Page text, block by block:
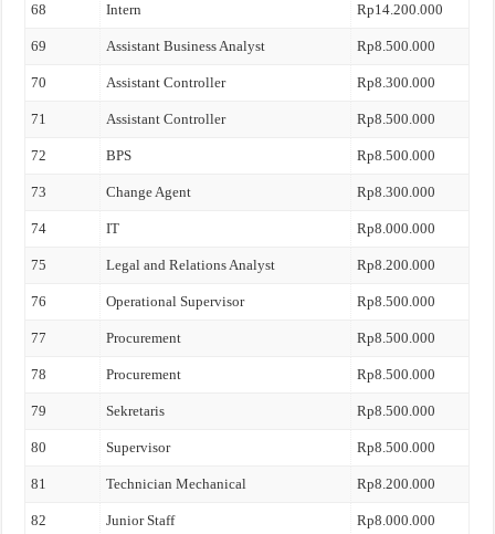
68 Intern Rp14.200.000
69 Assistant Business Analyst Rp8.500.000
70 Assistant Controller Rp8.300.000
71 Assistant Controller Rp8.500.000
72 BPS Rp8.500.000
73 Change Agent Rp8.300.000
74 IT Rp8.000.000
75 Legal and Relations Analyst Rp8.200.000
76 Operational Supervisor Rp8.500.000
77 Procurement Rp8.500.000
78 Procurement Rp8.500.000
79 Sekretaris Rp8.500.000
80 Supervisor Rp8.500.000
81 Technician Mechanical Rp8.200.000
82 Junior Staff Rp8.000.000